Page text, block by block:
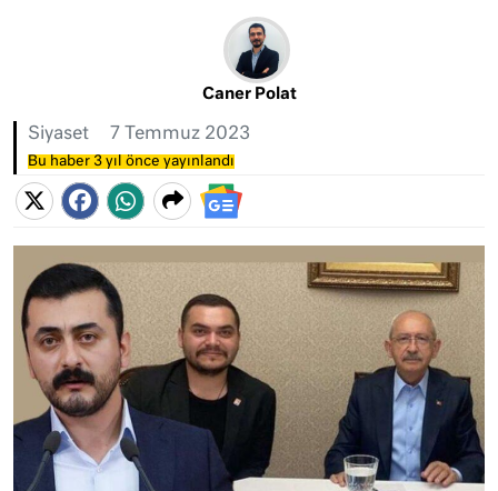
Caner Polat
Siyaset 7 Temmuz 2023
Bu haber 3 yıl önce yayınlandı